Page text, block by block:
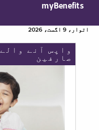
myBenefits
اتوار، 9 اگست، 2026
واپس آنے والے
صارفین